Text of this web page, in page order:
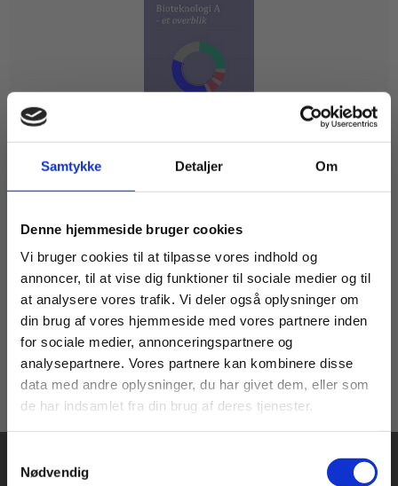
Samtykke Detaljer Om
Denne hjemmeside bruger cookies
Vi bruger cookies til at tilpasse vores indhold og
annoncer, til at vise dig funktioner til sociale medier og til
at analysere vores trafik. Vi deler også oplysninger om
din brug af vores hjemmeside med vores partnere inden
for sociale medier, annonceringspartnere og
analysepartnere. Vores partnere kan kombinere disse
data med andre oplysninger, du har givet dem, eller som
de har indsamlet fra din brug af deres tjenester.
Nødvendig
eBog+
Preben Albertsen Hanne Busk Annette Nyvad
Fra
60,00 KR.
Køb læremidler og find masterclasses mm.
Fortsæt som:
For privatkunder og
studerende. Du får
vist priser inkl.
For institutioner og
virksomheder. Du
får vist priser ekskl.